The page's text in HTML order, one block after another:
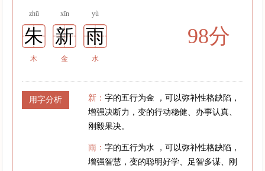
zhū xīn yù
朱 新 雨
木 金 水
98分
用字分析 新：字的五行为金 ，可以弥补性格缺陷，
增强决断力，变的行动稳健、办事认真、
刚毅果决。
雨：字的五行为水 ，可以弥补性格缺陷，
增强智慧，变的聪明好学、足智多谋、刚